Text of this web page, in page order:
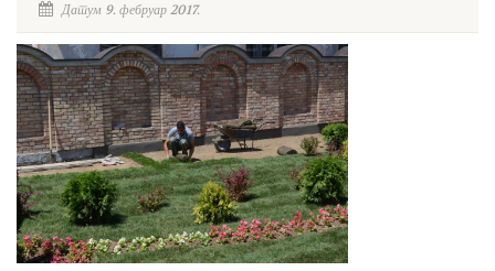
Датум 9. фебруар 2017.